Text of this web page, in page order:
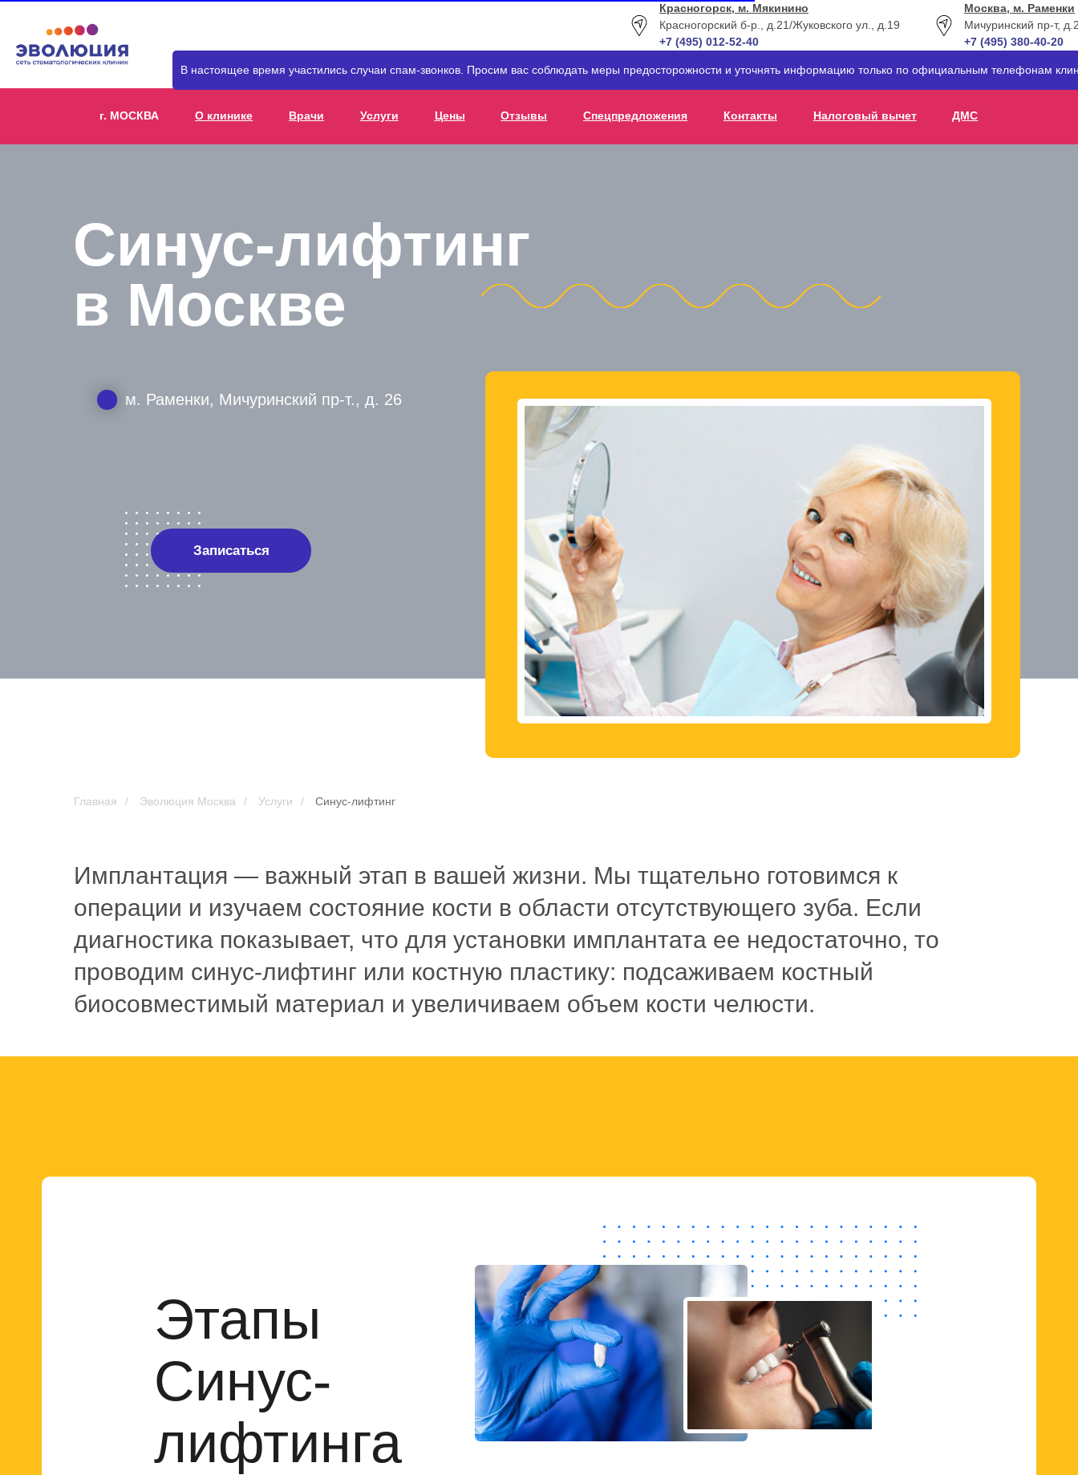
Красногорск, м. Мякинино
Красногорский б-р., д.21/Жуковского ул., д.19
+7 (495) 012-52-40
Москва, м. Раменки
Мичуринский пр-т,
+7 (495) 380-40-20
В настоящее время участились случаи спам-звонков. Просим вас соблюдать меры предосторожности и уточнять информацию только по официальным телефонам
г. МОСКВА О клинике Врачи Услуги Цены Отзывы Спецпредложения Контакты Налоговый вычет ДМС
Синус-лифтинг
в Москве
м. Раменки, Мичуринский пр-т., д. 26
Записаться
Главная / Эволюция Москва / Услуги / Синус-лифтинг
Имплантация — важный этап в вашей жизни. Мы тщательно готовимся к
операции и изучаем состояние кости в области отсутствующего зуба. Если
диагностика показывает, что для установки имплантата ее недостаточно, то
проводим синус-лифтинг или костную пластику: подсаживаем костный
биосовместимый материал и увеличиваем объем кости челюсти.
Этапы
Синус-
лифтинга